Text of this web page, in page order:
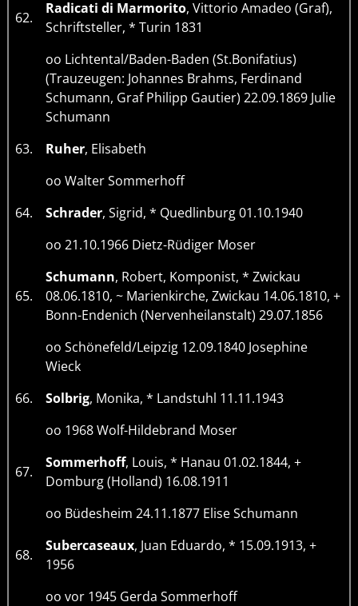
62.
Radicati di Marmorito, Vittorio Amadeo (Graf),
Schriftsteller, * Turin 1831
oo Lichtental/Baden-Baden (St.Bonifatius)
(Trauzeugen: Johannes Brahms, Ferdinand
Schumann, Graf Philipp Gautier) 22.09.1869 Julie
Schumann
63.
Ruher, Elisabeth
oo Walter Sommerhoff
64.
Schrader, Sigrid, * Quedlinburg 01.10.1940
oo 21.10.1966 Dietz-Rüdiger Moser
65.
Schumann, Robert, Komponist, * Zwickau
08.06.1810, ~ Marienkirche, Zwickau 14.06.1810, +
Bonn-Endenich (Nervenheilanstalt) 29.07.1856
oo Schönefeld/Leipzig 12.09.1840 Josephine
Wieck
66.
Solbrig, Monika, * Landstuhl 11.11.1943
oo 1968 Wolf-Hildebrand Moser
67.
Sommerhoff, Louis, * Hanau 01.02.1844, +
Domburg (Holland) 16.08.1911
oo Büdesheim 24.11.1877 Elise Schumann
68.
Subercaseaux, Juan Eduardo, * 15.09.1913, +
1956
oo vor 1945 Gerda Sommerhoff